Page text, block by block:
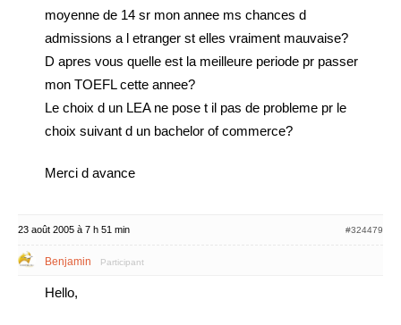
moyenne de 14 sr mon annee ms chances d
admissions a l etranger st elles vraiment mauvaise?
D apres vous quelle est la meilleure periode pr passer
mon TOEFL cette annee?
Le choix d un LEA ne pose t il pas de probleme pr le
choix suivant d un bachelor of commerce?
Merci d avance
23 août 2005 à 7 h 51 min #324479
Benjamin Participant
Hello,